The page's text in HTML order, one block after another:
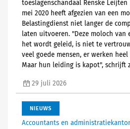
toeslagenschandaal Renske
mei 2020 heeft afgezien van een
Belastingdienst niet langer de
laten uitvoeren. "Deze moloch
het wordt geleid, is niet te
veel goede mensen, er werken
Maar hun leiding is kapot", schrijft
29 juli 2026
NIEUWS
Accountants en